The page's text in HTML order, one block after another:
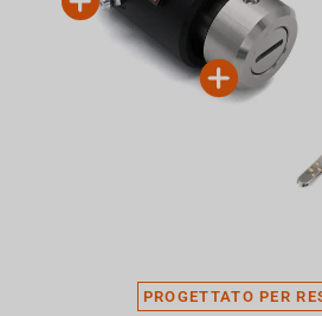
PROGETTATO PER